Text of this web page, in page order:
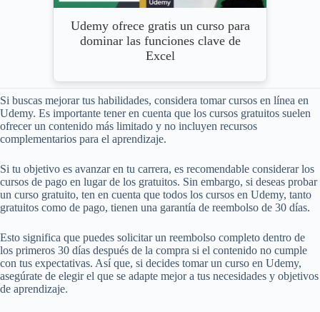
Udemy ofrece gratis un curso para
dominar las funciones clave de
Excel
Si buscas mejorar tus habilidades, considera tomar cursos en línea en
Udemy. Es importante tener en cuenta que los cursos gratuitos suelen
ofrecer un contenido más limitado y no incluyen recursos
complementarios para el aprendizaje.
Si tu objetivo es avanzar en tu carrera, es recomendable considerar los
cursos de pago en lugar de los gratuitos. Sin embargo, si deseas probar
un curso gratuito, ten en cuenta que todos los cursos en Udemy, tanto
gratuitos como de pago, tienen una garantía de reembolso de 30 días.
Esto significa que puedes solicitar un reembolso completo dentro de
los primeros 30 días después de la compra si el contenido no cumple
con tus expectativas. Así que, si decides tomar un curso en Udemy,
asegúrate de elegir el que se adapte mejor a tus necesidades y objetivos
de aprendizaje.